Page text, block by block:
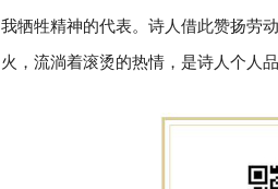
我牺牲精神的代表。诗人借此赞扬劳
火，流淌着滚烫的热情，是诗人个人